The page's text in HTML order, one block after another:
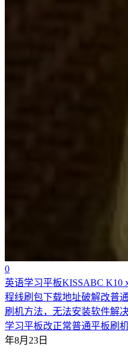
0
英语学习平板KISSABC K10
程线刷包下载地址破解改普
刷机方法，无法安装软件解
学习平板改正常普通平板刷
年8月23日